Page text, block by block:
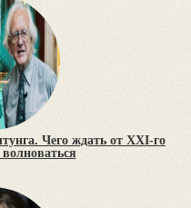
Чего ждать от XXI-го